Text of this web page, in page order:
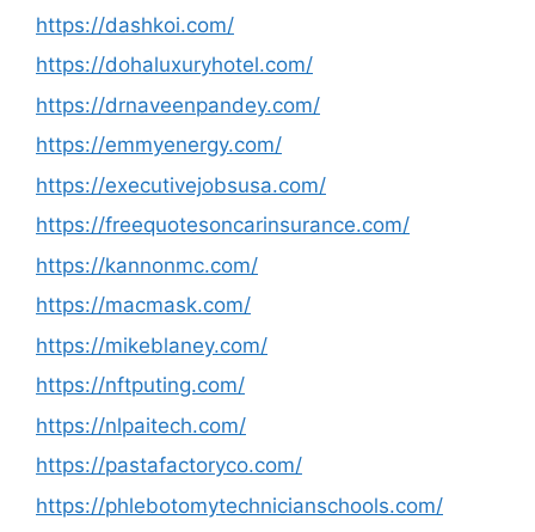
https://dashkoi.com/
https://dohaluxuryhotel.com/
https://drnaveenpandey.com/
https://emmyenergy.com/
https://executivejobsusa.com/
https://freequotesoncarinsurance.com/
https://kannonmc.com/
https://macmask.com/
https://mikeblaney.com/
https://nftputing.com/
https://nlpaitech.com/
https://pastafactoryco.com/
https://phlebotomytechnicianschools.com/